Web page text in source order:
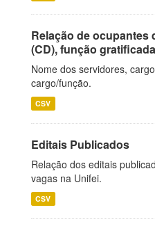
Relação de ocupantes
(CD), função
Nome dos servidores,
cargo/função.
CSV
Editais Publicados
Relação dos editais
vagas na Unifei.
CSV